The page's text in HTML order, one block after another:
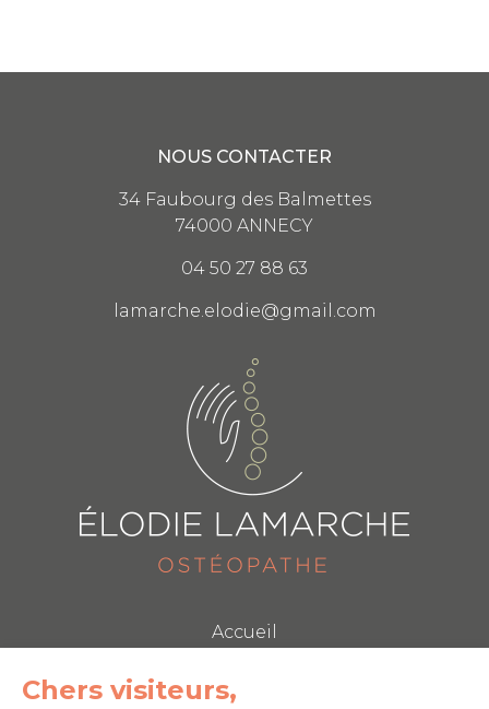
NOUS CONTACTER
34 Faubourg des Balmettes
74000 ANNECY
04 50 27 88 63
lamarche.elodie@gmail.com
Accueil
Plan du site